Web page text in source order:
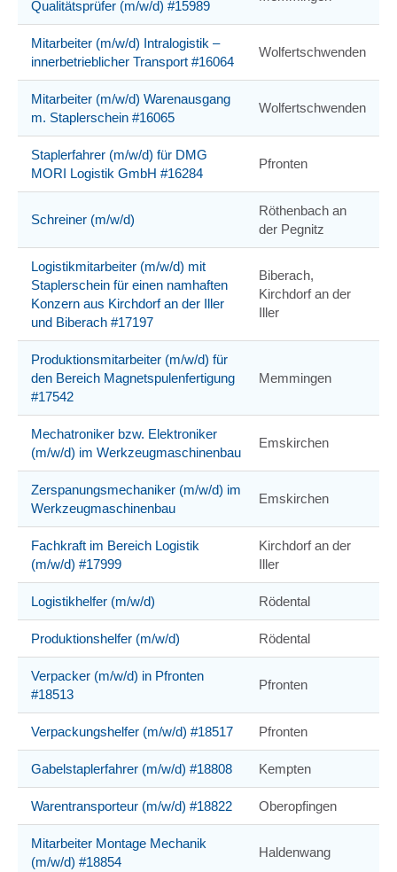
Qualitätsprüfer (m/w/d) #15989
Mitarbeiter (m/w/d) Intralogistik –
innerbetrieblicher Transport #16064
Wolfertschwenden
Mitarbeiter (m/w/d) Warenausgang
m. Staplerschein #16065
Wolfertschwenden
Staplerfahrer (m/w/d) für DMG
MORI Logistik GmbH #16284
Pfronten
Schreiner (m/w/d)
Röthenbach an
der Pegnitz
Logistikmitarbeiter (m/w/d) mit
Staplerschein für einen namhaften
Konzern aus Kirchdorf an der Iller
und Biberach #17197
Biberach,
Kirchdorf an der
Iller
Produktionsmitarbeiter (m/w/d) für
den Bereich Magnetspulenfertigung
#17542
Memmingen
Mechatroniker bzw. Elektroniker
(m/w/d) im Werkzeugmaschinenbau
Emskirchen
Zerspanungsmechaniker (m/w/d) im
Werkzeugmaschinenbau
Emskirchen
Fachkraft im Bereich Logistik
(m/w/d) #17999
Kirchdorf an der
Iller
Logistikhelfer (m/w/d) Rödental
Produktionshelfer (m/w/d) Rödental
Verpacker (m/w/d) in Pfronten
#18513
Pfronten
Verpackungshelfer (m/w/d) #18517 Pfronten
Gabelstaplerfahrer (m/w/d) #18808 Kempten
Warentransporteur (m/w/d) #18822 Oberopfingen
Mitarbeiter Montage Mechanik
(m/w/d) #18854
Haldenwang